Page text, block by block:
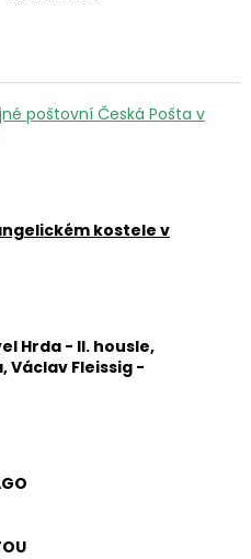
poštovní Česká Pošta v
kostele v
Hrda - II. housle,
Václav Fleissig -